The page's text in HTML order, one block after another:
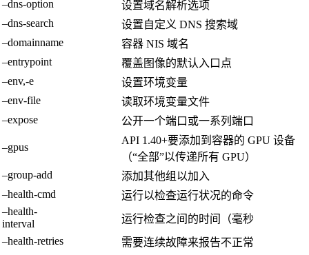
–dns-option
设置域名解析选项
–dns-search
设置自定义 DNS 搜索域
–domainname
容器 NIS 域名
–entrypoint
覆盖图像的默认入口点
–env,-e
设置环境变量
–env-file
读取环境变量文件
–expose
公开一个端口或一系列端口
–gpus
API 1.40+要添加到容器的 GPU 设备
（“全部”以传递所有 GPU）
–group-add
添加其他组以加入
–health-cmd
运行以检查运行状况的命令
–health-
interval
运行检查之间的时间（毫秒
–health-retries
需要连续故障来报告不正常